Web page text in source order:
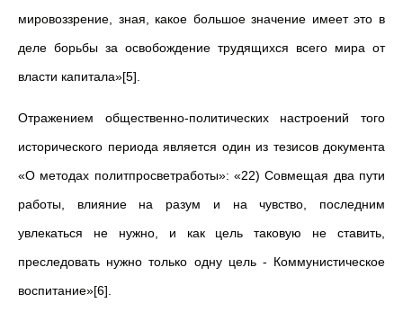
мировоззрение, зная, какое большое значение имеет это в
деле борьбы за освобождение трудящихся всего мира от
власти капитала»[5].
Отражением общественно-политических настроений того
исторического периода является один из тезисов документа
«О методах политпросветработы»: «22) Совмещая два пути
работы, влияние на разум и на чувство, последним
увлекаться не нужно, и как цель таковую не ставить,
преследовать нужно только одну цель - Коммунистическое
воспитание»[6].